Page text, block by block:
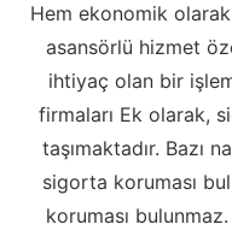
Hem ekonomik
asansörlü hizmet
ihtiyaç olan bir
firmaları Ek olarak,
taşımaktadır. Bazı
sigorta koruması
koruması